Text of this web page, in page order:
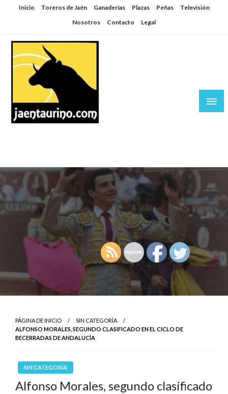
SaltarInicio Toreros de Jaén Ganaderías Plazas Peñas
Televisión
Nosotros
Contacto Legal
PÁGINA DE INICIO
SIN CATEGORÍA
ALFONSO MORALES, SEGUNDO CLASIFICADO EN EL CICLO DE
BECERRADAS DE ANDALUCÍA
SIN CATEGORÍA
Alfonso Morales, segundo clasificado